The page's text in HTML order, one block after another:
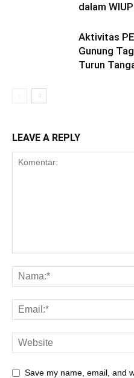
dalam
Aktivitas
Gunung
Turun
LEAVE A REPLY
Save my name, email, and